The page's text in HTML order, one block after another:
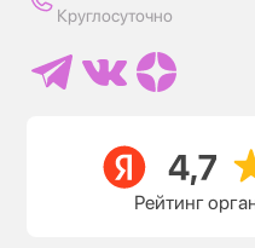
Круглосуточно
Рейтинг